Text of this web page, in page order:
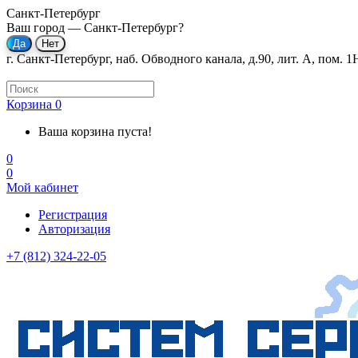
Санкт-Петербург
Ваш город — Санкт-Петербург?
г. Санкт-Петербург, наб. Обводного канала, д.90, лит. А, пом.
Корзина 0
Ваша корзина пуста!
0
0
Мой кабинет
Регистрация
Авторизация
+7 (812) 324-22-05